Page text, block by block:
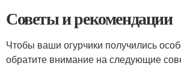
Советы и рекомендации
Чтобы ваши огурчики получились
обратите внимание на следующие